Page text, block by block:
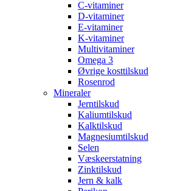
C-vitaminer
D-vitaminer
E-vitaminer
K-vitaminer
Multivitaminer
Omega 3
Øvrige kosttilskud
Rosenrod
Mineraler
Jerntilskud
Kaliumtilskud
Kalktilskud
Magnesiumtilskud
Selen
Væskeerstatning
Zinktilskud
Jern & kalk